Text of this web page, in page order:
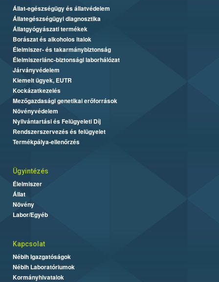
Állat-egészségügy és állatvédelem
Állategészségügyi diagnosztika
Állatgyógyászati termékek
Borászat és alkoholos italok
Élelmiszer- és takarmánybiztonság
Élelmiszerlánc-biztonsági laborhálózat
Járványvédelem
Kiemelt ügyek, EUTR
Kockázatkezelés
Mezőgazdasági genetikai erőforrások
Növényvédelem
Nyilvántartási és Felügyeleti Díj
Rendszerszervezés és felügyelet
Termékpálya-ellenőrzés
Ügyintézés
Élelmiszer
Állat
Növény
Labor/Egyéb
Kapcsolat
Nébih Igazgatóságok
Nébih Laboratóriumok
Kormányhivatalok